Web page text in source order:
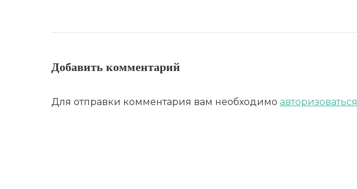
Добавить комментарий
Для отправки комментария вам необходимо авторизоваться